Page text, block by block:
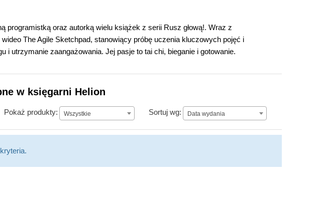
programistką oraz autorką wielu książek z serii Rusz głową!. Wraz z
The Agile Sketchpad, stanowiący próbę uczenia kluczowych pojęć i
i utrzymanie zaangażowania. Jej pasje to tai chi, bieganie i gotowanie.
w księgarni Helion
Pokaż produkty: Wszystkie Sortuj wg: Data wydania
Data wydania